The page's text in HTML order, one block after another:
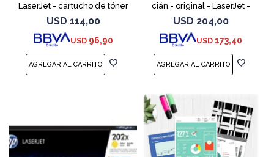
LaserJet - cartucho de tóner
(CF513A) - para Color LaserJet
Pro M154a, M154nw, MFP
M180n, MFP M18
USD 114,00
USD 96,90
cián - original - LaserJet -
cartucho de tóner (CF501X) -
para Color LaserJet Pro
M254dw, M254nw, M
USD 204,00
USD 173,40